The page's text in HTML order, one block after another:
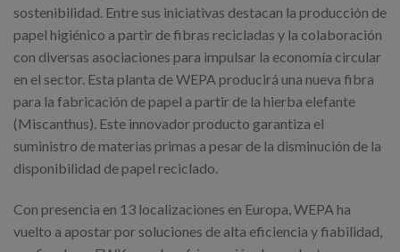
sostenibilidad. Entre sus iniciativas destacan la producción de
papel higiénico a partir de fibras recicladas y la colaboración
con diversas asociaciones para impulsar la economía circular
en el sector. Esta planta de WEPA producirá una nueva fibra
para la fabricación de papel a partir de la hierba elefante
(Miscanthus). Este innovador producto garantiza el
suministro de materias primas a pesar de la disminución de la
disponibilidad de papel reciclado.
Con presencia en 13 localizaciones en Europa, WEPA ha
vuelto a apostar por soluciones de alta eficiencia y fiabilidad,